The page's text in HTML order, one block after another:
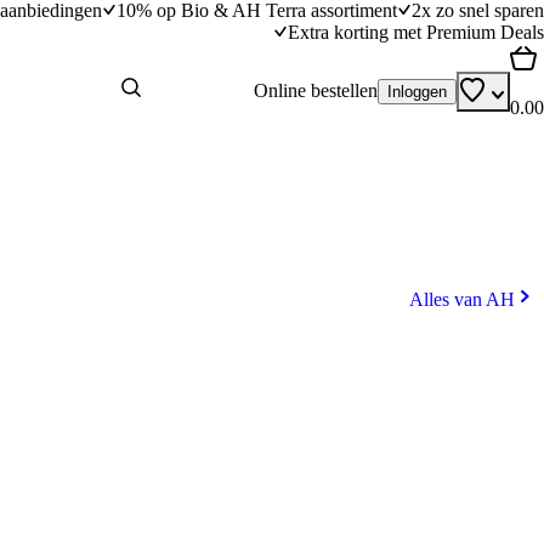
10% op Bio & AH Terra assortiment
2x zo snel sparen
Extra korting met Premium Deals
Online bestellen Inloggen
0.00
Alles van AH